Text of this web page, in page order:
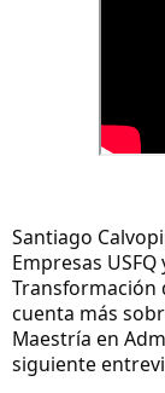
Santiago
Empresas
Transformación
cuenta más
Maestría en
siguiente